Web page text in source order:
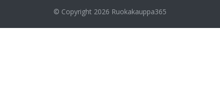
© Copyright 2026 Ruokakauppa365